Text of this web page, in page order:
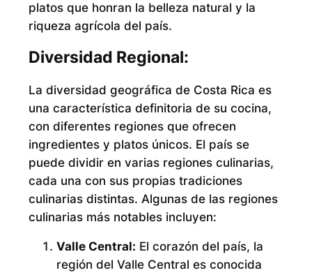
platos que honran la belleza natural y la
riqueza agrícola del país.
Diversidad Regional:
La diversidad geográfica de Costa Rica es
una característica definitoria de su cocina,
con diferentes regiones que ofrecen
ingredientes y platos únicos. El país se
puede dividir en varias regiones culinarias,
cada una con sus propias tradiciones
culinarias distintas. Algunas de las regiones
culinarias más notables incluyen:
Valle Central: El corazón del país, la
región del Valle Central es conocida